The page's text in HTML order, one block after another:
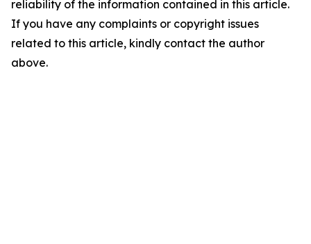
reliability of the information contained in this article.
If you have any complaints or copyright issues
related to this article, kindly contact the author
above.